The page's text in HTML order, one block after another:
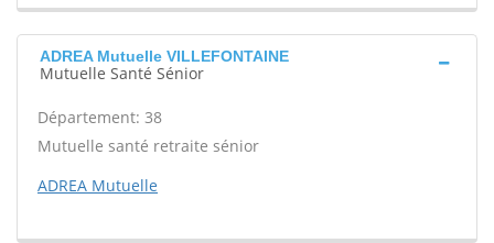
ADREA Mutuelle VILLEFONTAINE
Mutuelle Santé Sénior
Département: 38
Mutuelle santé retraite sénior
ADREA Mutuelle